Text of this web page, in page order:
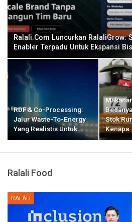
Ralali.com Luncurkan RalaliGrow:
Enabler Terpadu Untuk Ekspansi
RDF & Co-Processing:
Jalur Waste-To-Energy
Yang Realistis Untuk…
Stok
Ralali Food
RALALI